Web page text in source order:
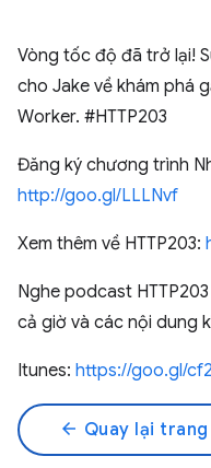
Vòng tốc độ đã trở lại!
cho Jake về khám phá
Worker. #HTTP203
Đăng ký chương trình
http://goo.gl/LLLNvf
Xem thêm về HTTP203:
Nghe podcast
cả giờ và các nội dung
Itunes: https://goo.gl/
arrow_back Quay lại